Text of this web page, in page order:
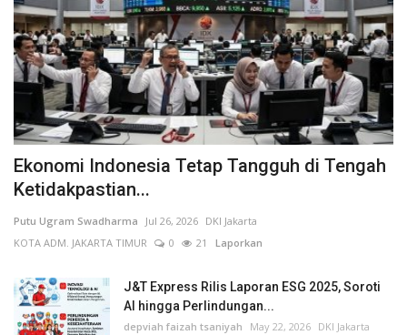
Ekonomi Indonesia Tetap Tangguh di Tengah
Ketidakpastian...
Putu Ugram Swadharma Jul 26, 2026 DKI Jakarta
KOTA ADM. JAKARTA TIMUR
0 21 Laporkan
J&T Express Rilis Laporan ESG 2025, Soroti
AI hingga Perlindungan...
depviah faizah tsaniyah May 22, 2026 DKI Jakarta